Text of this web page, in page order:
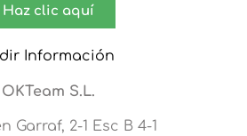
Haz clic aquí
Información
OKTeam S.L.
Garraf, 2-1 Esc B 4-1